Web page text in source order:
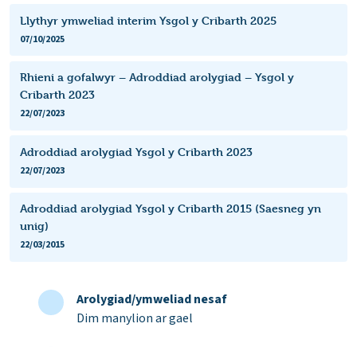
Llythyr ymweliad interim Ysgol y Cribarth 2025
07/10/2025
Rhieni a gofalwyr – Adroddiad arolygiad – Ysgol y
Cribarth 2023
22/07/2023
Adroddiad arolygiad Ysgol y Cribarth 2023
22/07/2023
Adroddiad arolygiad Ysgol y Cribarth 2015 (Saesneg yn
unig)
22/03/2015
Arolygiad/ymweliad nesaf
Dim manylion ar gael